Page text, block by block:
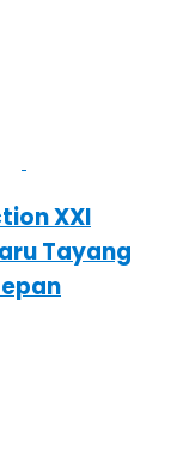
XXI
Tayang